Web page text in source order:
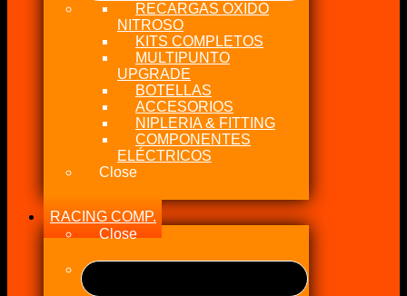
RECARGAS OXIDO
NITROSO
KITS COMPLETOS
MULTIPUNTO
UPGRADE
BOTELLAS
ACCESORIOS
NIPLERIA & FITTING
COMPONENTES
ELÉCTRICOS
Close
RACING COMP.
Close